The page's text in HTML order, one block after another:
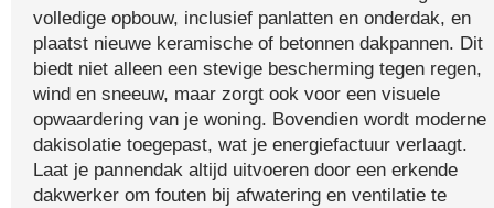
volledige opbouw, inclusief panlatten en onderdak, en
plaatst nieuwe keramische of betonnen dakpannen. Dit
biedt niet alleen een stevige bescherming tegen regen,
wind en sneeuw, maar zorgt ook voor een visuele
opwaardering van je woning. Bovendien wordt moderne
dakisolatie toegepast, wat je energiefactuur verlaagt.
Laat je pannendak altijd uitvoeren door een erkende
dakwerker om fouten bij afwatering en ventilatie te